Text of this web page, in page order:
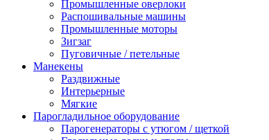
Промышленные оверлоки
Распошивальные машины
Промышленные моторы
Зигзаг
Пуговичные / петельные
Манекены
Раздвижные
Интерьерные
Мягкие
Парогладильное оборудование
Парогенераторы с утюгом / щеткой